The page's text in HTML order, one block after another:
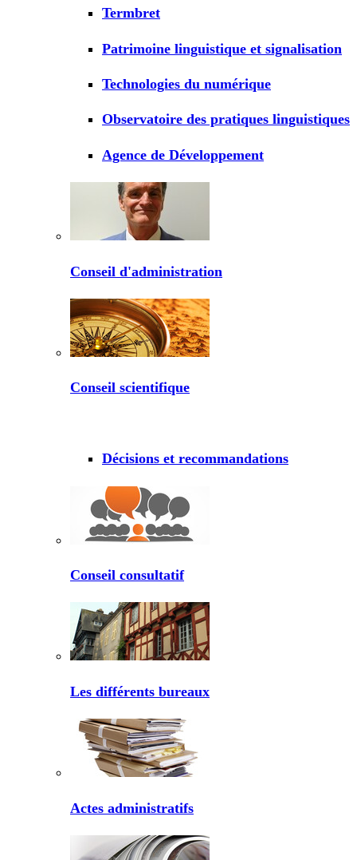
Termbret
Patrimoine linguistique et signalisation
Technologies du numérique
Observatoire des pratiques linguistiques
Agence de Développement
Conseil d'administration
Conseil scientifique
Décisions et recommandations
Conseil consultatif
Les différents bureaux
Actes administratifs